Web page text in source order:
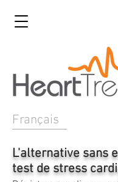
Français
L'alternative sans
test de stress